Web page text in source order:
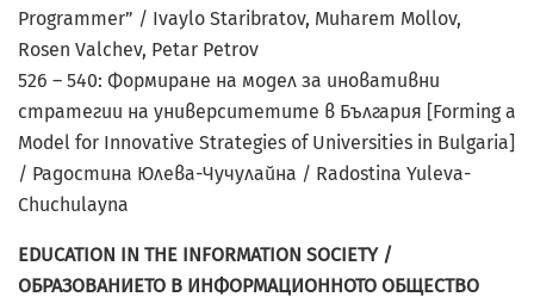
Programmer” / Ivaylo Staribratov, Muharem Mollov,
Rosen Valchev, Petar Petrov
526 – 540: Формиране на модел за иновативни
стратегии на университетите в България [Forming a
Model for Innovative Strategies of Universities in Bulgaria]
/ Радостина Юлева-Чучулайна / Radostina Yuleva-
Chuchulayna
EDUCATION IN THE INFORMATION SOCIETY /
ОБРАЗОВАНИЕТО В ИНФОРМАЦИОННОТО ОБЩЕСТВО